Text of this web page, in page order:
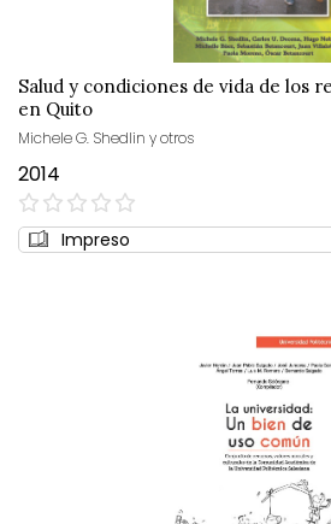
Salud y condiciones de vida de los
en Quito
Michele G. Shedlin y otros
2014
0%
Impreso